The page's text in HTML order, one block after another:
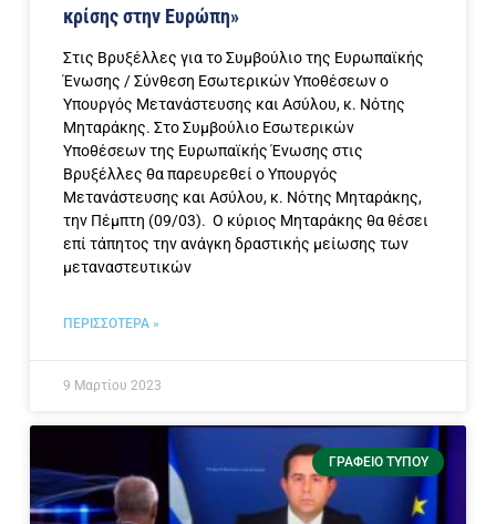
κρίσης στην Ευρώπη»
Στις Βρυξέλλες για το Συμβούλιο της Ευρωπαϊκής
Ένωσης / Σύνθεση Εσωτερικών Υποθέσεων ο
Υπουργός Μετανάστευσης και Ασύλου, κ. Νότης
Μηταράκης. Στο Συμβούλιο Εσωτερικών
Υποθέσεων της Ευρωπαϊκής Ένωσης στις
Βρυξέλλες θα παρευρεθεί ο Υπουργός
Μετανάστευσης και Ασύλου, κ. Νότης Μηταράκης,
την Πέμπτη (09/03). Ο κύριος Μηταράκης θα θέσει
επί τάπητος την ανάγκη δραστικής μείωσης των
μεταναστευτικών
ΠΕΡΙΣΣΟΤΕΡΑ »
9 Μαρτίου 2023
ΓΡΑΦΕΊΟ ΤΎΠΟΥ